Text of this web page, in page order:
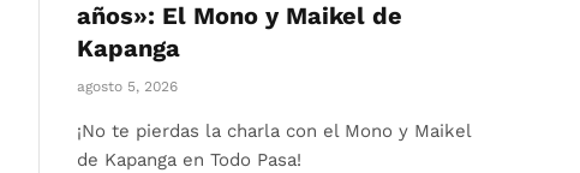
años»: El Mono y Maikel de
Kapanga
agosto 5, 2026
¡No te pierdas la charla con el Mono y Maikel
de Kapanga en Todo Pasa!